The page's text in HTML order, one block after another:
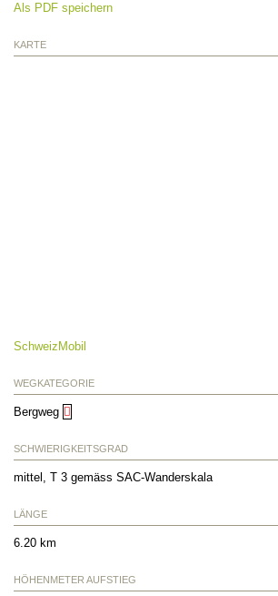
Als PDF speichern
KARTE
SchweizMobil
WEGKATEGORIE
Bergweg
SCHWIERIGKEITSGRAD
mittel, T 3 gemäss SAC-Wanderskala
LÄNGE
6.20 km
HÖHENMETER AUFSTIEG